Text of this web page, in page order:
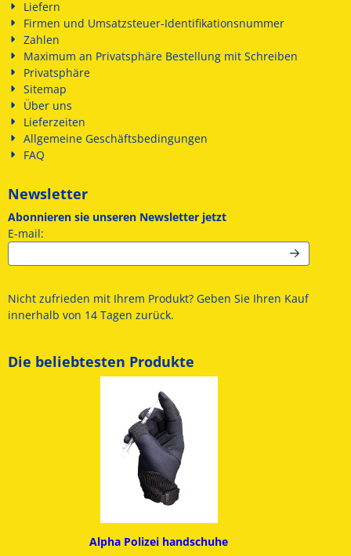
Liefern
Firmen und Umsatzsteuer-Identifikationsnummer
Zahlen
Maximum an Privatsphäre Bestellung mit Schreiben
Privatsphäre
Sitemap
Über uns
Lieferzeiten
Allgemeine Geschäftsbedingungen
FAQ
Newsletter
Abonnieren sie unseren Newsletter jetzt
E-mail:
Nicht zufrieden mit Ihrem Produkt? Geben Sie Ihren Kauf
innerhalb von 14 Tagen zurück.
Die beliebtesten Produkte
Alpha Polizei handschuhe